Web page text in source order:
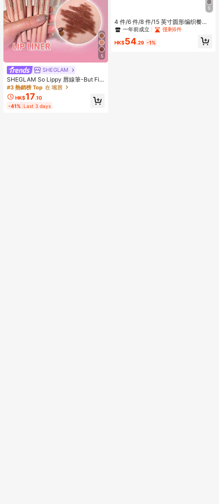
5
SHEGLAM
SHEGLAM So Lippy 唇線筆-But Firs
t,Coffee 品牌美妝化妝品 適合女士與
女孩
#3 熱銷榜 Top 在 嘴唇
HK$17.10
-41% Last 3 days
5
4 件/6 件/8 件/15 英寸圆形编织餐桌
垫，可洗厨房餐垫，适合家庭聚会、
婚礼派对（咖啡棕色）
一年前成立 僅剩6件
HK$54.29 -1%